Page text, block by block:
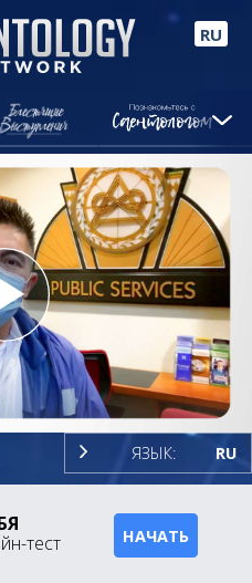
RU
Play
Video
ЯЗЫК: RU
тест
НАЧАТЬ